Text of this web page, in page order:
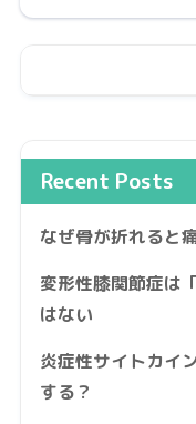
Recent Posts
なぜ骨が折れると
変形性膝関節症は
はない
炎症性サイトカイ
する？